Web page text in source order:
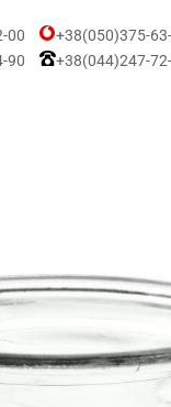
00
+38(050)375-
90
+38(044)247-